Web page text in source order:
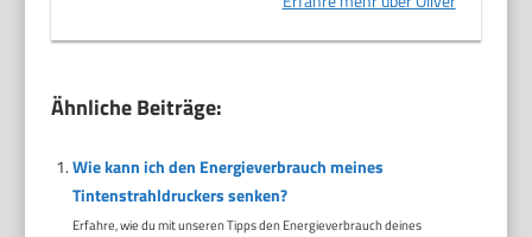
Ähnliche Beiträge:
Wie kann ich den Energieverbrauch meines
Tintenstrahldruckers senken?
Erfahre, wie du mit unseren Tipps den Energieverbrauch deines